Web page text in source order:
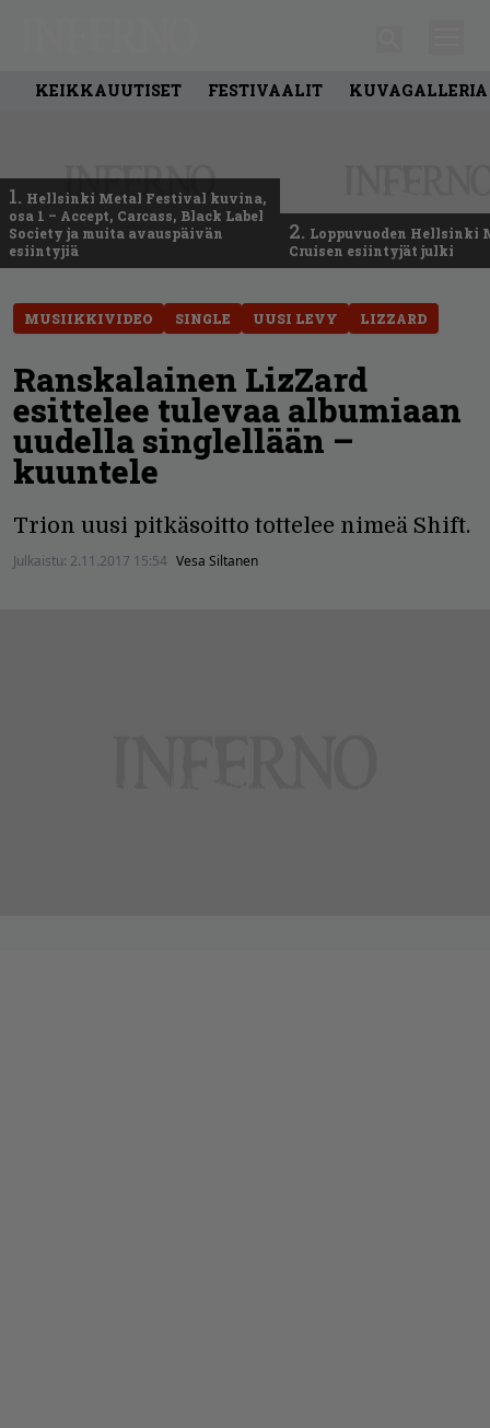
KEIKKAUUTISET FESTIVAALIT KUVAGALLERIA
1. Hellsinki Metal Festival kuvina,
osa 1 – Accept, Carcass, Black Label
Society ja muita avauspäivän
esiintyjiä
2. Loppuvuoden Hellsinki
Cruisen esiintyjät julki
MUSIIKKIVIDEO SINGLE UUSI LEVY LIZZARD
Ranskalainen LizZard
esittelee tulevaa albumiaan
uudella singlellään –
kuuntele
Trion uusi pitkäsoitto tottelee nimeä Shift.
Julkaistu: 2.11.2017 15:54 Vesa Siltanen